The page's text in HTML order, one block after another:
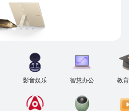
影音娱乐 智慧办公 教